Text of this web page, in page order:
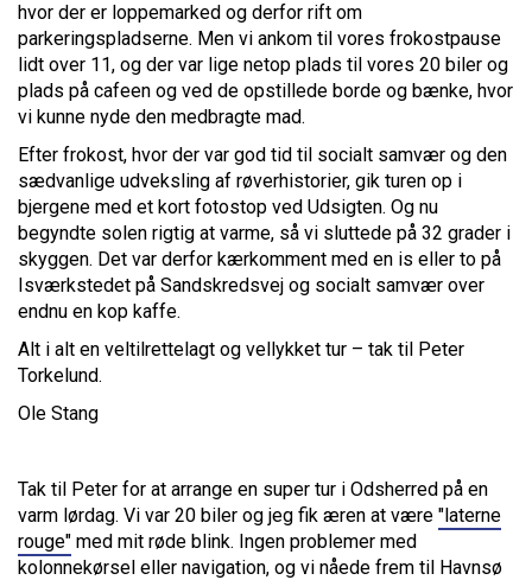
hvor der er loppemarked og derfor rift om
parkeringspladserne. Men vi ankom til vores frokostpause
lidt over 11, og der var lige netop plads til vores 20 biler og
plads på cafeen og ved de opstillede borde og bænke, hvor
vi kunne nyde den medbragte mad.
Efter frokost, hvor der var god tid til socialt samvær og den
sædvanlige udveksling af røverhistorier, gik turen op i
bjergene med et kort fotostop ved Udsigten. Og nu
begyndte solen rigtig at varme, så vi sluttede på 32 grader i
skyggen. Det var derfor kærkomment med en is eller to på
Isværkstedet på Sandskredsvej og socialt samvær over
endnu en kop kaffe.
Alt i alt en veltilrettelagt og vellykket tur – tak til Peter
Torkelund.
Ole Stang
Tak til Peter for at arrange en super tur i Odsherred på en
varm lørdag. Vi var 20 biler og jeg fik æren at være "laterne
rouge" med mit røde blink. Ingen problemer med
kolonnekørsel eller navigation, og vi nåede frem til Havnsø